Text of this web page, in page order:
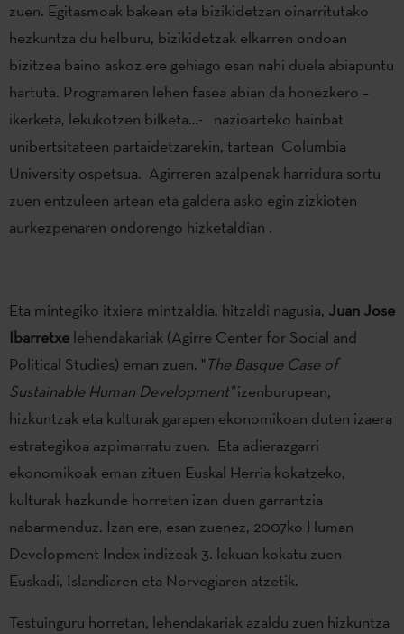
zuen. Egitasmoak bakean eta bizikidetzan oinarritutako
hezkuntza du helburu, bizikidetzak elkarren ondoan
bizitzea baino askoz ere gehiago esan nahi duela abiapuntu
hartuta. Programaren lehen fasea abian da honezkero –
ikerketa, lekukotzen bilketa…- nazioarteko hainbat
unibertsitateen partaidetzarekin, tartean Columbia
University ospetsua. Agirreren azalpenak harridura sortu
zuen entzuleen artean eta galdera asko egin zizkioten
aurkezpenaren ondorengo hizketaldian .
Eta mintegiko itxiera mintzaldia, hitzaldi nagusia, Juan Jose
Ibarretxe lehendakariak (Agirre Center for Social and
Political Studies) eman zuen. "The Basque Case of
Sustainable Human Development"izenburupean,
hizkuntzak eta kulturak garapen ekonomikoan duten izaera
estrategikoa azpimarratu zuen. Eta adierazgarri
ekonomikoak eman zituen Euskal Herria kokatzeko,
kulturak hazkunde horretan izan duen garrantzia
nabarmenduz. Izan ere, esan zuenez, 2007ko Human
Development Index indizeak 3. lekuan kokatu zuen
Euskadi, Islandiaren eta Norvegiaren atzetik.
Testuinguru horretan, lehendakariak azaldu zuen hizkuntza